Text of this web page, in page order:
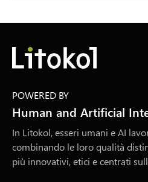
POWERED BY
Human and Artificial
In Litokol, esseri umani e AI
combinando le loro qualità
più innovativi, etici e centrati